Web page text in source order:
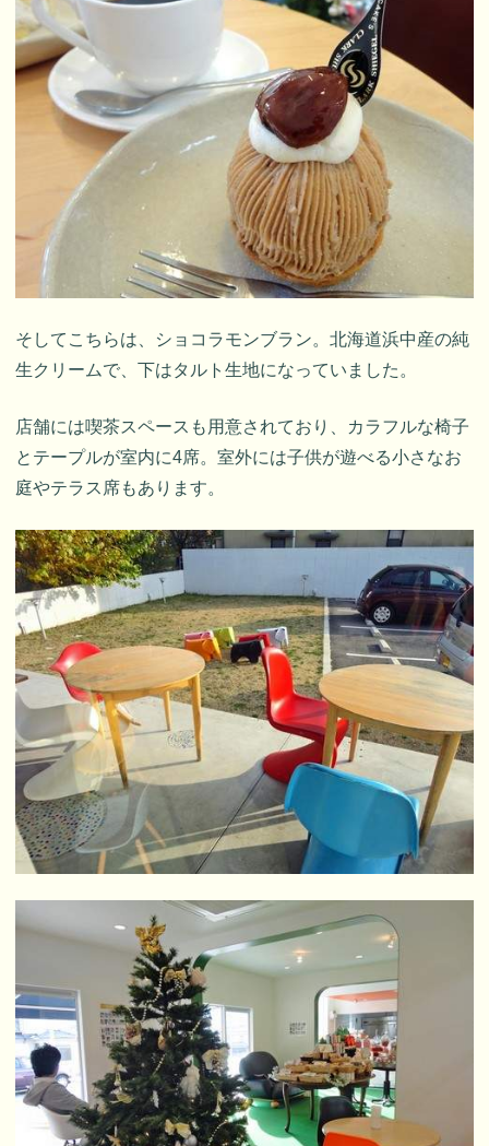
そしてこちらは、ショコラモンブラン。北海道浜中産の純
生クリームで、下はタルト生地になっていました。
店舗には喫茶スペースも用意されており、カラフルな椅子
とテープルが室内に4席。室外には子供が遊べる小さなお
庭やテラス席もあります。